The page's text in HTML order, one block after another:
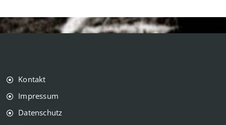
Kontakt
Impressum
Datenschutz